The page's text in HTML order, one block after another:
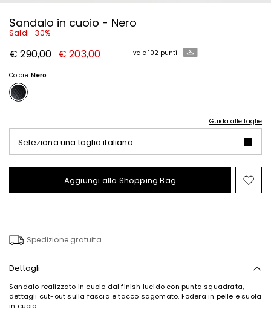
Sandalo in cuoio - Nero
Saldi -30%
Prezzo
originale
290,00
€ 290,00 Nuovo
prezzo
€ 203,00 vale 102 punti
Colore:Nero
Guida alle taglie
Seleziona una taglia italiana
Aggiungi alla Shopping Bag
Spedizione gratuita
Dettagli
Sandalo realizzato in cuoio dal finish lucido con punta squadrata,
dettagli cut-out sulla fascia e tacco sagomato. Fodera in pelle e suola
in cuoio.